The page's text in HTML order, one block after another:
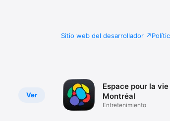
Sitio web del desarrollador
Ver
Espace pour la
Montréal
Entretenimiento